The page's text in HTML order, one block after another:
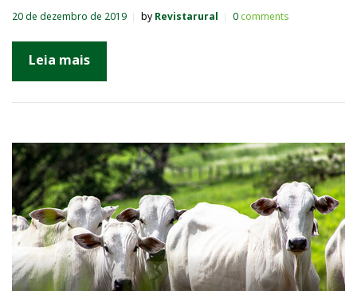
20 de dezembro de 2019 by Revistarural 0comments
Leia mais